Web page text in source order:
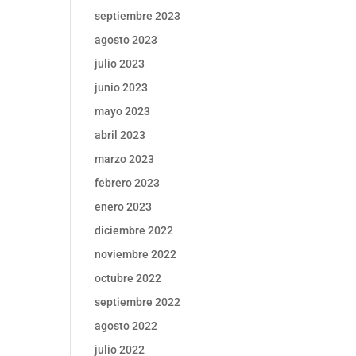
septiembre 2023
agosto 2023
julio 2023
junio 2023
mayo 2023
abril 2023
marzo 2023
febrero 2023
enero 2023
diciembre 2022
noviembre 2022
octubre 2022
septiembre 2022
agosto 2022
julio 2022